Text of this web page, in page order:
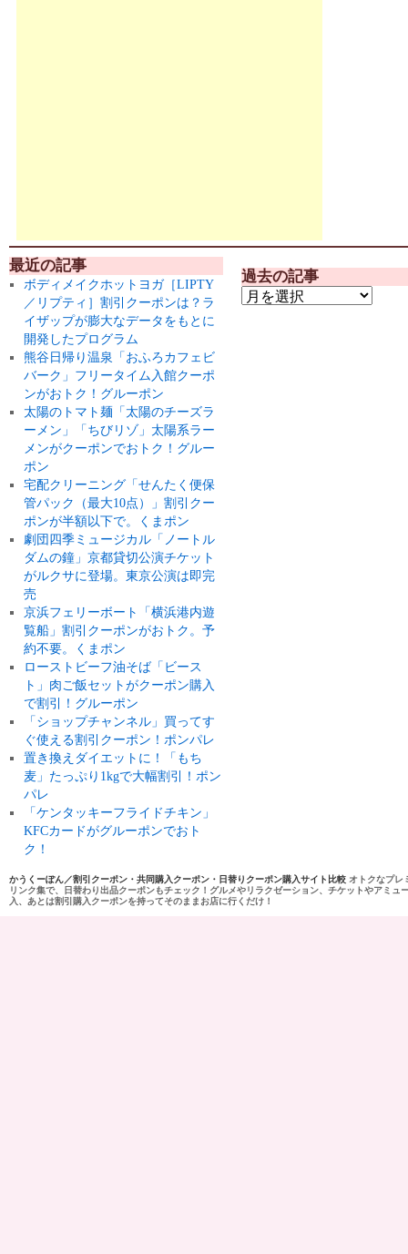
最近の記事
ボディメイクホットヨガ［LIPTY
／リプティ］割引クーポンは？ラ
イザップが膨大なデータをもとに
開発したプログラム
熊谷日帰り温泉「おふろカフェビ
バーク」フリータイム入館クーポ
ンがおトク！グルーポン
太陽のトマト麺「太陽のチーズラ
ーメン」「ちびリゾ」太陽系ラー
メンがクーポンでおトク！グルー
ポン
宅配クリーニング「せんたく便保
管パック（最大10点）」割引クー
ポンが半額以下で。くまポン
劇団四季ミュージカル「ノートル
ダムの鐘」京都貸切公演チケット
がルクサに登場。東京公演は即完
売
京浜フェリーボート「横浜港内遊
覧船」割引クーポンがおトク。予
約不要。くまポン
ローストビーフ油そば「ビース
ト」肉ご飯セットがクーポン購入
で割引！グルーポン
「ショップチャンネル」買ってす
ぐ使える割引クーポン！ポンパレ
置き換えダイエットに！「もち
麦」たっぷり1kgで大幅割引！ポン
パレ
「ケンタッキーフライドチキン」
KFCカードがグルーポンでおト
ク！
過去の記事
かうくーぽん／割引クーポン・共同購入クーポン・日替りクーポン購入サイト比較 オトクなプレ
リンク集で、日替わり出品クーポンもチェック！グルメやリラクゼーション、チケットやアミ
入、あとは割引購入クーポンを持ってそのままお店に行くだけ！